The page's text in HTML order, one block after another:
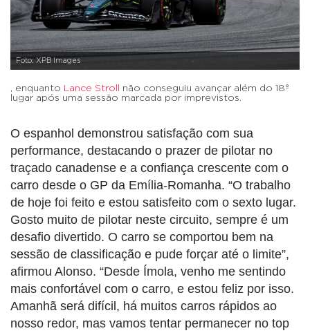
Foto: XPB Images
, enquanto Lance Stroll
não conseguiu avançar além do 18º
lugar após uma sessão marcada por imprevistos.
O espanhol demonstrou satisfação com sua
performance, destacando o prazer de pilotar no
traçado canadense e a confiança crescente com o
carro desde o GP da Emília-Romanha. “O trabalho
de hoje foi feito e estou satisfeito com o sexto lugar.
Gosto muito de pilotar neste circuito, sempre é um
desafio divertido. O carro se comportou bem na
sessão de classificação e pude forçar até o limite”,
afirmou Alonso. “Desde Ímola, venho me sentindo
mais confortável com o carro, e estou feliz por isso.
Amanhã será difícil, há muitos carros rápidos ao
nosso redor, mas vamos tentar permanecer no top